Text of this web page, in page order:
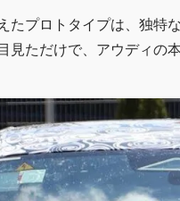
たプロトタイプは、独特
見ただけで、アウディの